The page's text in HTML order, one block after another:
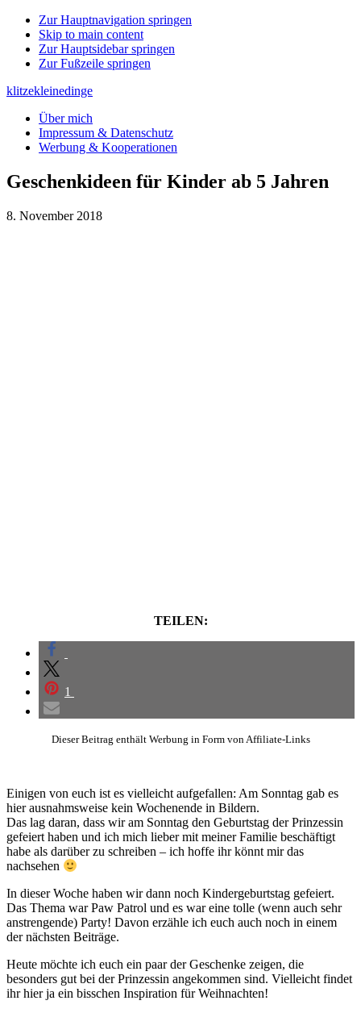
Zur Hauptnavigation springen
Skip to main content
Zur Hauptsidebar springen
Zur Fußzeile springen
klitzekleinedinge
Über mich
Impressum & Datenschutz
Werbung & Kooperationen
Geschenkideen für Kinder ab 5 Jahren
8. November 2018
TEILEN:
1
Dieser Beitrag enthält Werbung in Form von Affiliate-Links
Einigen von euch ist es vielleicht aufgefallen: Am Sonntag gab es
hier ausnahmsweise kein Wochenende in Bildern.
Das lag daran, dass wir am Sonntag den Geburtstag der Prinzessin
gefeiert haben und ich mich lieber mit meiner Familie beschäftigt
habe als darüber zu schreiben – ich hoffe ihr könnt mir das
nachsehen
In dieser Woche haben wir dann noch Kindergeburtstag gefeiert.
Das Thema war Paw Patrol und es war eine tolle (wenn auch sehr
anstrengende) Party! Davon erzähle ich euch auch noch in einem
der nächsten Beiträge.
Heute möchte ich euch ein paar der Geschenke zeigen, die
besonders gut bei der Prinzessin angekommen sind. Vielleicht findet
ihr hier ja ein bisschen Inspiration für Weihnachten!